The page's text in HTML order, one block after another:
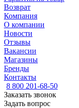
Возврат
Компания
О компании
Новости
Отзывы
Вакансии
Магазины
Бренды
Контакты
8 800 201-68-50
Заказать звонок
Задать вопрос